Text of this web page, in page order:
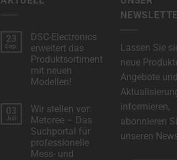
23
Sep.
DSC-Electronics
erweitert das
Produktsortiment
mit neuen
Modellen!
zu
DSC-
Electronics
erweitert
das
Produktsortiment
mit
03
Juli
Wir stellen vor:
Metoree – Das
Suchportal für
professionelle
Mess- und
Lassen Sie
neue
Angebote
informieren,
abonnieren
unseren